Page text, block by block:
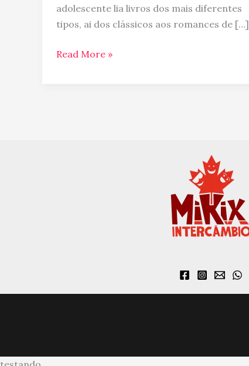
adolescente lia livros dos mais diferentes
tipos, ai dos clássicos aos romances de […]
Read More »